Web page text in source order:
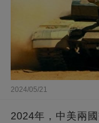
2024/05/21
2024年，中美兩